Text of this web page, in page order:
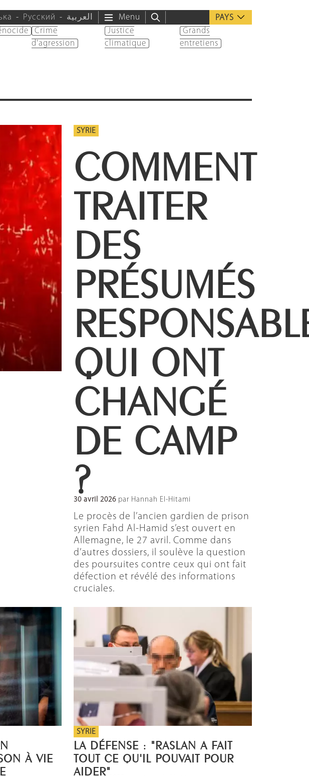
Русский العربية Menu
PAYS
Crime
d'agression
Justice
climatique
Grands
entretiens
SYRIE
COMMENT
TRAITER
DES
PRÉSUMÉS
QUI ONT
CHANGÉ
DE CAMP
?
30 avril 2026 par Hannah El-Hitami
Le procès de l’ancien gardien de prison
syrien Fahd Al-Hamid s’est ouvert en
Allemagne, le 27 avril. Comme dans
d’autres dossiers, il soulève la question
des poursuites contre ceux qui ont fait
défection et révélé des informations
cruciales.
À VIE
SYRIE
LA DÉFENSE : "RASLAN A FAIT
TOUT CE QU'IL POUVAIT POUR
AIDER"